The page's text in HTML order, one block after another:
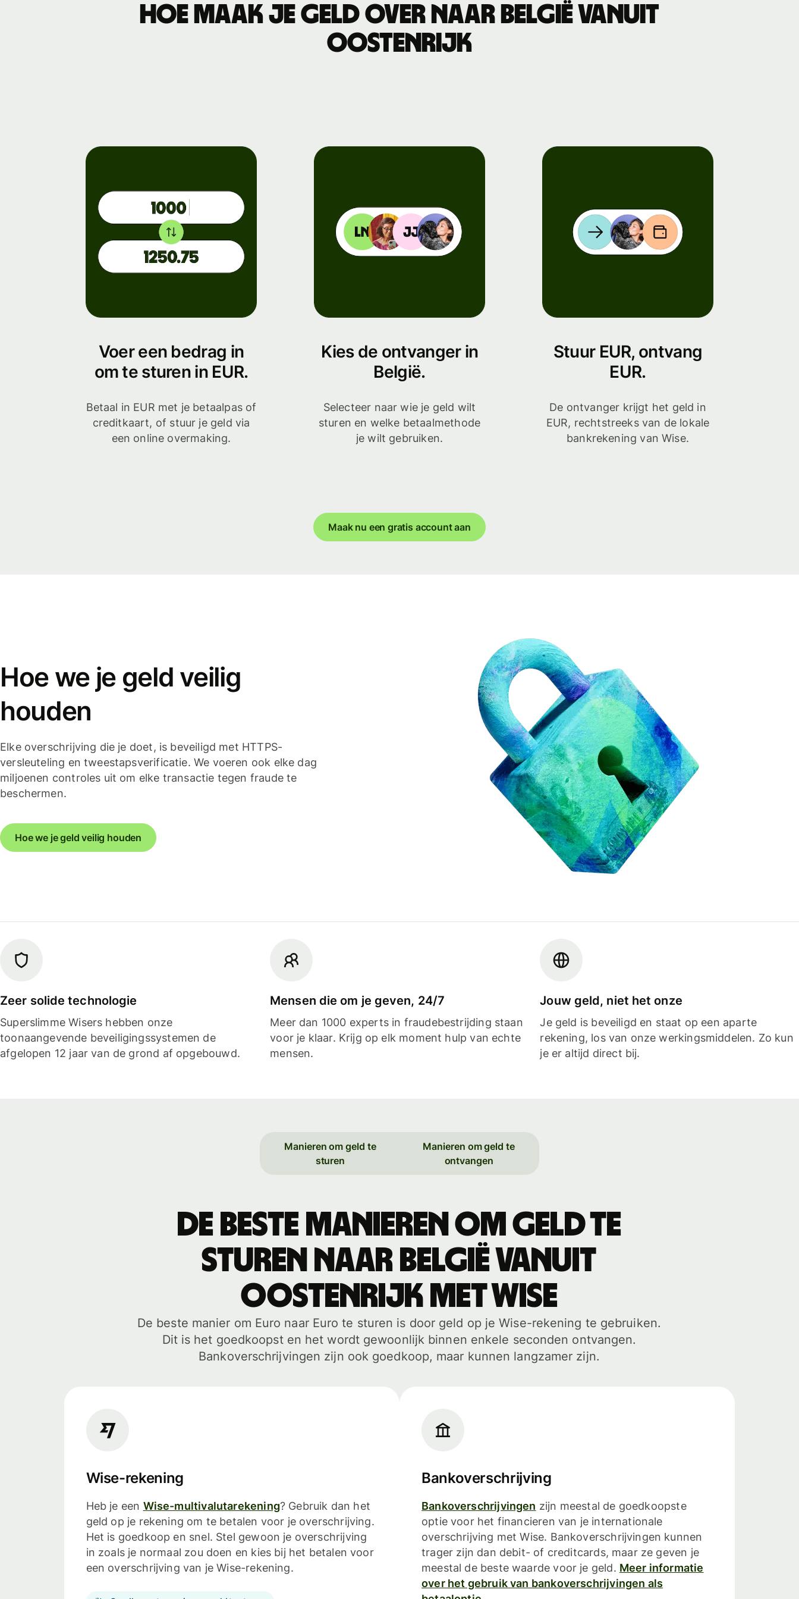
Zakelijke
Connect
Ontwikkelaars
Hoe maak je geld over naar België vanuit
Oostenrijk
Voer een bedrag in
om te sturen in EUR.
Betaal in EUR met je betaalpas of
creditkaart, of stuur je geld via
een online overmaking.
Kies de ontvanger in
België.
Selecteer naar wie je geld wilt
sturen en welke betaalmethode
je wilt gebruiken.
Stuur EUR, ontvang
EUR.
De ontvanger krijgt het geld in
EUR, rechtstreeks van de lokale
bankrekening van Wise.
Maak nu een gratis account aan
Hoe we je geld veilig
houden
Elke overschrijving die je doet, is beveiligd met HTTPS-
versleuteling en tweestapsverificatie. We voeren ook elke dag
miljoenen controles uit om elke transactie tegen fraude te
beschermen.
Hoe we je geld veilig houden
Zeer solide technologie
Superslimme Wisers hebben onze
toonaangevende beveiligingssystemen de
afgelopen 12 jaar van de grond af opgebouwd.
Mensen die om je geven, 24/7
Meer dan 1000 experts in fraudebestrijding staan
voor je klaar. Krijg op elk moment hulp van echte
mensen.
Jouw geld, niet het onze
Je geld is beveiligd en staat op een aparte
rekening, los van onze werkingsmiddelen. Zo kun
je er altijd direct bij.
Manieren om geld te
sturen
Manieren om geld te
ontvangen
De beste manieren om geld te
sturen naar België vanuit
Oostenrijk met WISE
De beste manier om Euro naar Euro te sturen is door geld op je Wise-rekening te gebruiken.
Dit is het goedkoopst en het wordt gewoonlijk binnen enkele seconden ontvangen.
Bankoverschrijvingen zijn ook goedkoop, maar kunnen langzamer zijn.
Wise-rekening
Heb je een Wise-multivalutarekening? Gebruik dan het
geld op je rekening om te betalen voor je overschrijving.
Het is goedkoop en snel. Stel gewoon je overschrijving
in zoals je normaal zou doen en kies bij het betalen voor
een overschrijving van je Wise-rekening.
Bankoverschrijving
Bankoverschrijvingen zijn meestal de goedkoopste
optie voor het financieren van je internationale
overschrijving met Wise. Bankoverschrijvingen kunnen
trager zijn dan debit- of creditcards, maar ze geven je
meestal de beste waarde voor je geld. Meer informatie
over het gebruik van bankoverschrijvingen als